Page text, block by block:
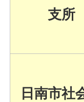
支所
日南市社